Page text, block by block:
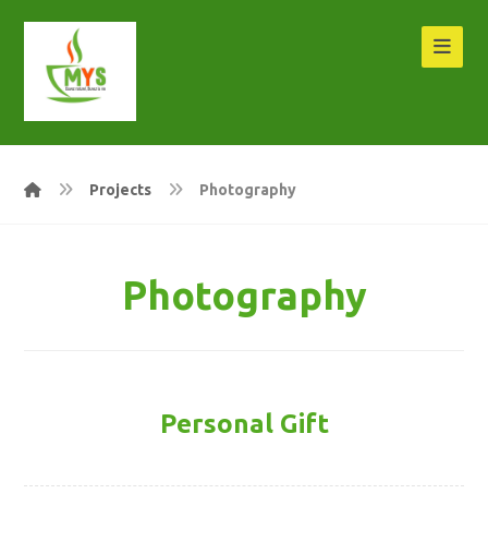
Projects Photography
Photography
Personal Gift